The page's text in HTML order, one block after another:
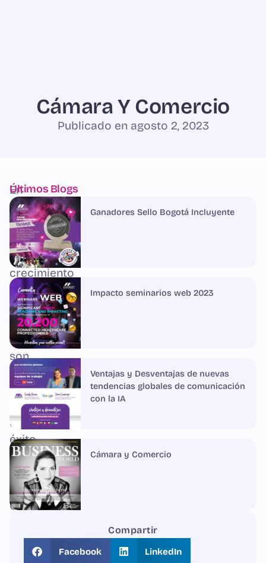
Cámara Y Comercio
Publicado en agosto 2, 2023
En
el
mundo
empresarial,
el
crecimiento
sostenible
y
la
adaptabilidad
son
esenciales
para
alcanzar
el
éxito
a
largo
plazo.
Como
nos
embarcamos
Últimos Blogs
Ganadores Sello Bogotá Incluyente
Impacto seminarios web 2023
Ventajas y Desventajas de nuevas
tendencias globales de comunicación
con la IA
Cámara y Comercio
Compartir
Facebook LinkedIn